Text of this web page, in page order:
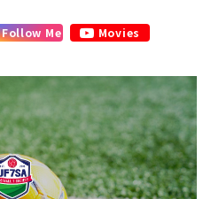
Follow Me Movies